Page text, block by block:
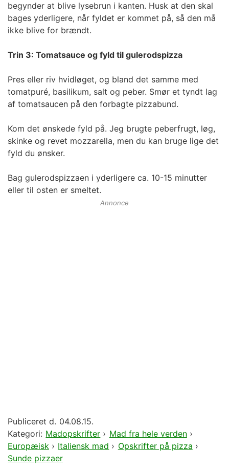
begynder at blive lysebrun i kanten. Husk at den skal
bages yderligere, når fyldet er kommet på, så den må
ikke blive for brændt.
Trin 3: Tomatsauce og fyld til gulerodspizza
Pres eller riv hvidløget, og bland det samme med
tomatpuré, basilikum, salt og peber. Smør et tyndt lag
af tomatsaucen på den forbagte pizzabund.
Kom det ønskede fyld på. Jeg brugte peberfrugt, løg,
skinke og revet mozzarella, men du kan bruge lige det
fyld du ønsker.
Bag gulerodspizzaen i yderligere ca. 10-15 minutter
eller til osten er smeltet.
Annonce
Publiceret d. 04.08.15.
Kategori: Madopskrifter › Mad fra hele verden›
Europæisk › Italiensk mad › Opskrifter på pizza ›
Sunde pizzaer